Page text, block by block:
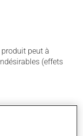
produit peut à
(effets
et de la rougeur